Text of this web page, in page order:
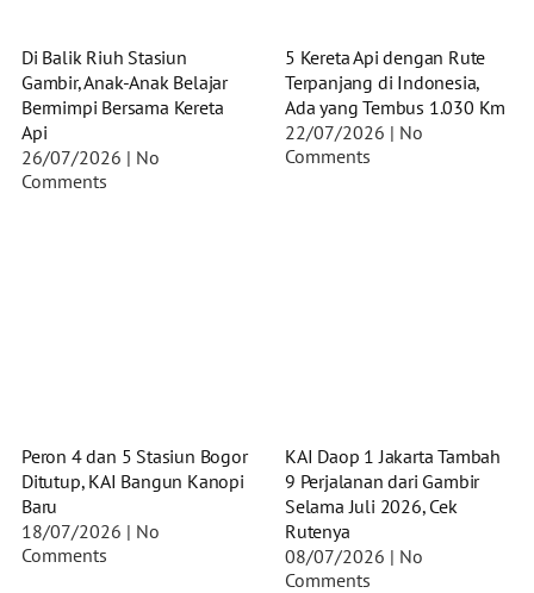
Di Balik Riuh Stasiun
Gambir, Anak-Anak Belajar
Bermimpi Bersama Kereta
Api
26/07/2026
No
Comments
5 Kereta Api dengan Rute
Terpanjang di Indonesia,
Ada yang Tembus 1.030 Km
22/07/2026
No
Comments
Peron 4 dan 5 Stasiun Bogor
Ditutup, KAI Bangun Kanopi
Baru
18/07/2026
No
Comments
KAI Daop 1 Jakarta Tambah
9 Perjalanan dari Gambir
Selama Juli 2026, Cek
Rutenya
08/07/2026
No
Comments